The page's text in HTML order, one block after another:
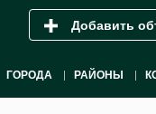
Добавить
ГОРОДА РАЙОНЫ